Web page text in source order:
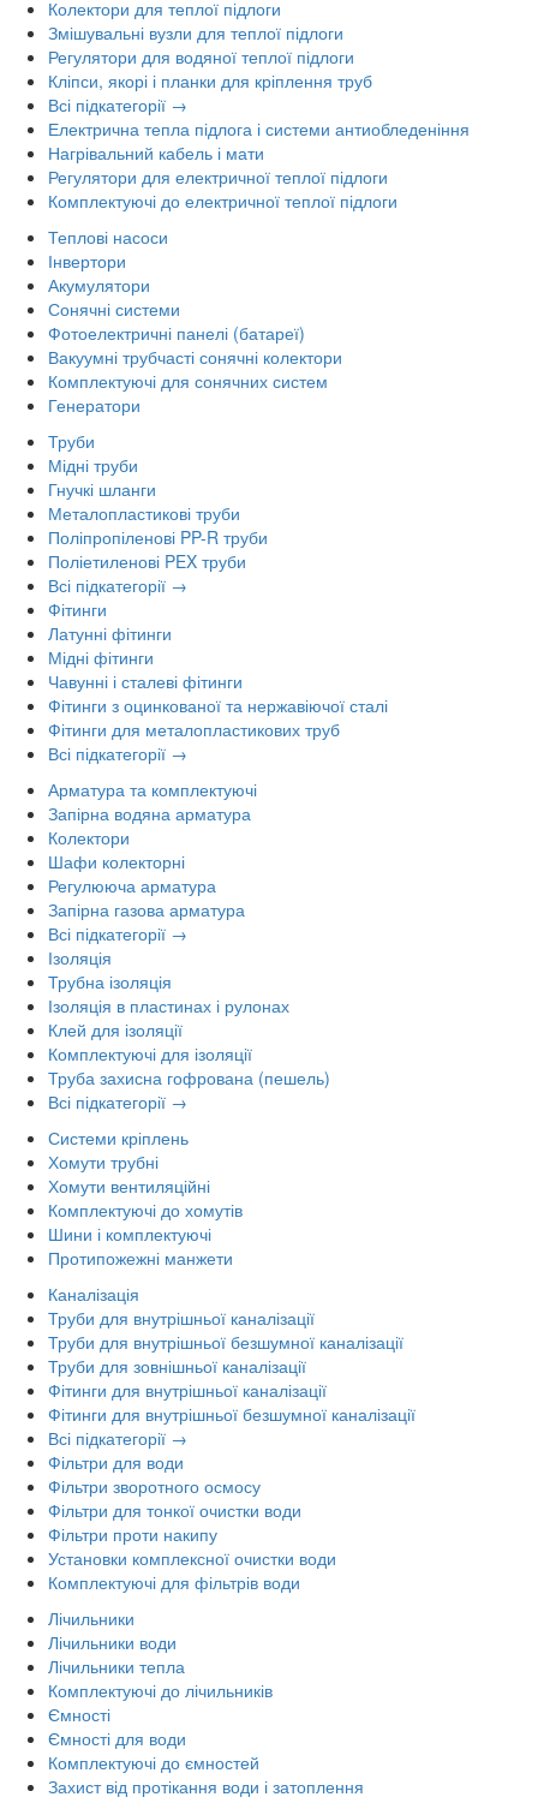
Колектори для теплої підлоги
Змішувальні вузли для теплої підлоги
Регулятори для водяної теплої підлоги
Кліпси, якорі і планки для кріплення труб
Всі підкатегорії →
Електрична тепла підлога і системи антиобледеніння
Нагрівальний кабель і мати
Регулятори для електричної теплої підлоги
Комплектуючі до електричної теплої підлоги
Теплові насоси
Інвертори
Акумулятори
Сонячні системи
Фотоелектричні панелі (батареї)
Вакуумні трубчасті сонячні колектори
Комплектуючі для сонячних систем
Генератори
Труби
Мідні труби
Гнучкі шланги
Металопластикові труби
Поліпропіленові PP-R труби
Поліетиленові PEX труби
Всі підкатегорії →
Фітинги
Латунні фітинги
Мідні фітинги
Чавунні і сталеві фітинги
Фітинги з оцинкованої та нержавіючої сталі
Фітинги для металопластикових труб
Всі підкатегорії →
Арматура та комплектуючі
Запірна водяна арматура
Колектори
Шафи колекторні
Регулююча арматура
Запірна газова арматура
Всі підкатегорії →
Ізоляція
Трубна ізоляція
Ізоляція в пластинах і рулонах
Клей для ізоляції
Комплектуючі для ізоляції
Труба захисна гофрована (пешель)
Всі підкатегорії →
Системи кріплень
Хомути трубні
Хомути вентиляційні
Комплектуючі до хомутів
Шини і комплектуючі
Протипожежні манжети
Каналізація
Труби для внутрішньої каналізації
Труби для внутрішньої безшумної каналізації
Труби для зовнішньої каналізації
Фітинги для внутрішньої каналізації
Фітинги для внутрішньої безшумної каналізації
Всі підкатегорії →
Фільтри для води
Фільтри зворотного осмосу
Фільтри для тонкої очистки води
Фільтри проти накипу
Установки комплексної очистки води
Комплектуючі для фільтрів води
Лічильники
Лічильники води
Лічильники тепла
Комплектуючі до лічильників
Ємності
Ємності для води
Комплектуючі до ємностей
Захист від протікання води і затоплення